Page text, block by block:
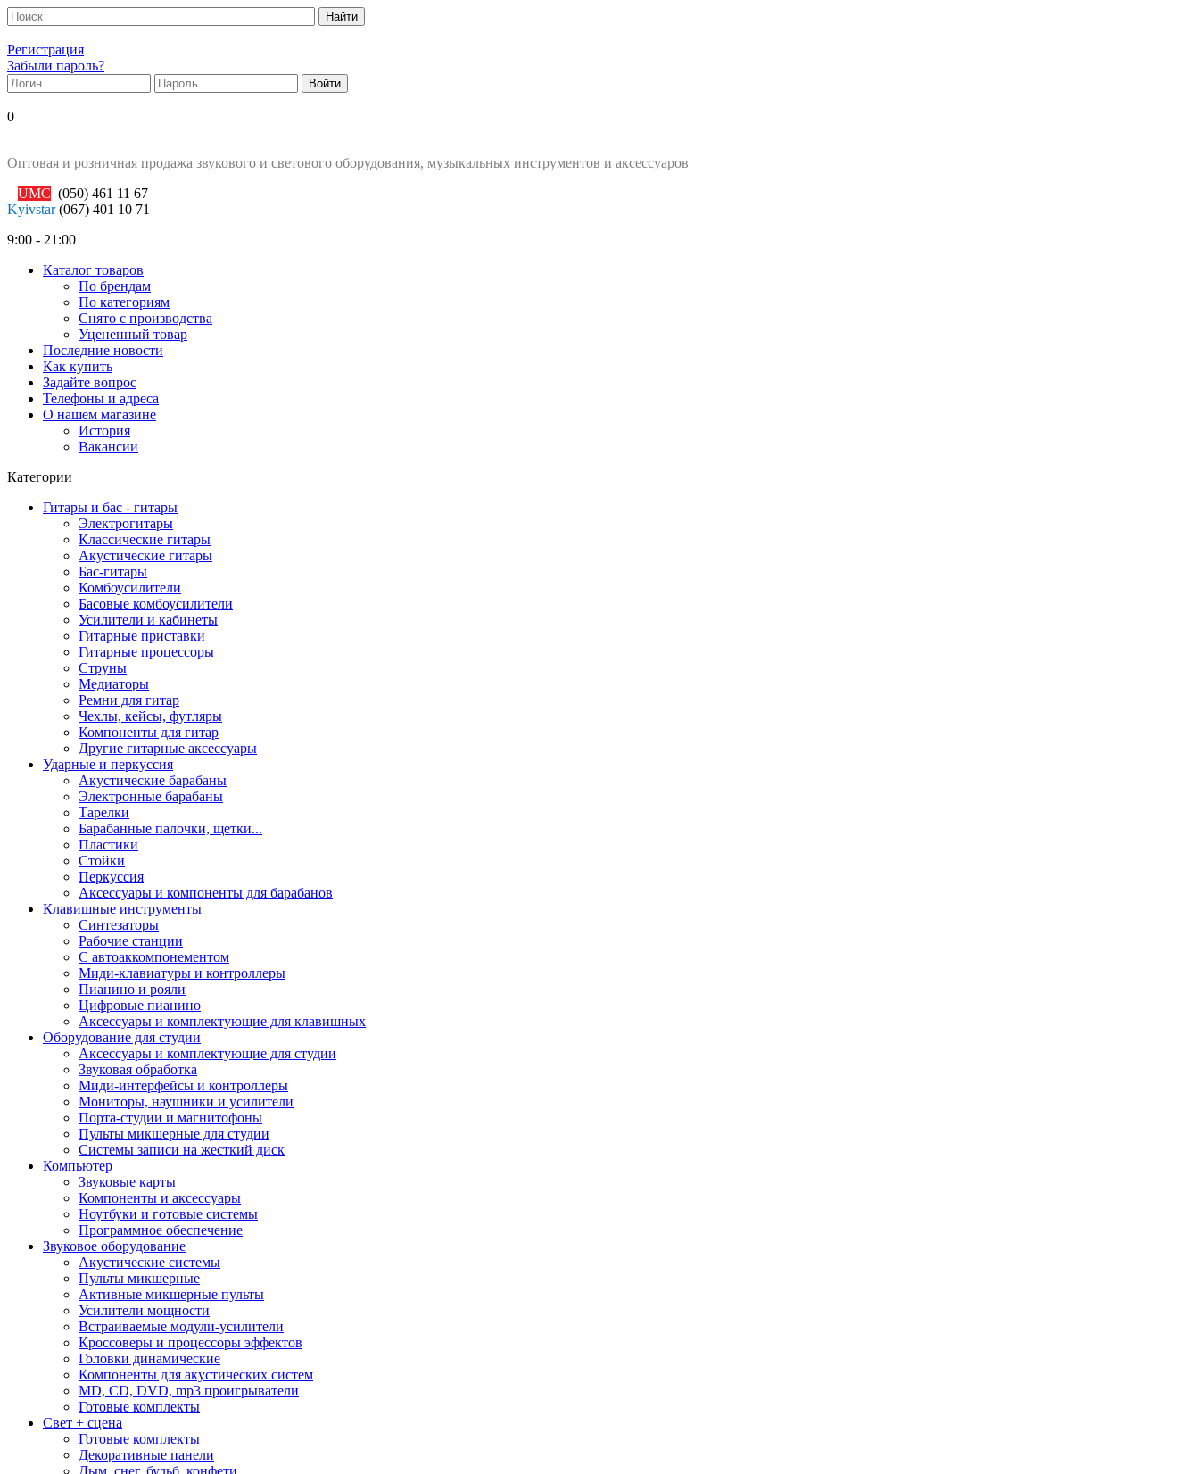
Регистрация
Забыли пароль?
0
Оптовая и розничная продажа звукового и светового оборудования, музыкальных инструментов и аксессуаров
UMC (050) 461 11 67
Kyivstar (067) 401 10 71
9:00 - 21:00
Каталог товаров
По брендам
По категориям
Снято с производства
Уцененный товар
Последние новости
Как купить
Задайте вопрос
Телефоны и адреса
О нашем магазине
История
Вакансии
Категории
Гитары и бас - гитары
Электрогитары
Классические гитары
Акустические гитары
Бас-гитары
Комбоусилители
Басовые комбоусилители
Усилители и кабинеты
Гитарные приставки
Гитарные процессоры
Струны
Медиаторы
Ремни для гитар
Чехлы, кейсы, футляры
Компоненты для гитар
Другие гитарные аксессуары
Ударные и перкуссия
Акустические барабаны
Электронные барабаны
Тарелки
Барабанные палочки, щетки...
Пластики
Стойки
Перкуссия
Аксессуары и компоненты для барабанов
Клавишные инструменты
Синтезаторы
Рабочие станции
С автоаккомпонементом
Миди-клавиатуры и контроллеры
Пианино и рояли
Цифровые пианино
Аксессуары и комплектующие для клавишных
Оборудование для студии
Аксессуары и комплектующие для студии
Звуковая обработка
Миди-интерфейсы и контроллеры
Мониторы, наушники и усилители
Порта-студии и магнитофоны
Пульты микшерные для студии
Системы записи на жесткий диск
Компьютер
Звуковые карты
Компоненты и аксессуары
Ноутбуки и готовые системы
Программное обеспечение
Звуковое оборудование
Акустические системы
Пульты микшерные
Активные микшерные пульты
Усилители мощности
Встраиваемые модули-усилители
Кроссоверы и процессоры эффектов
Головки динамические
Компоненты для акустических систем
MD, CD, DVD, mp3 проигрыватели
Готовые комплекты
Свет + сцена
Готовые комплекты
Декоративные панели
Дым, снег, бульб, конфети...